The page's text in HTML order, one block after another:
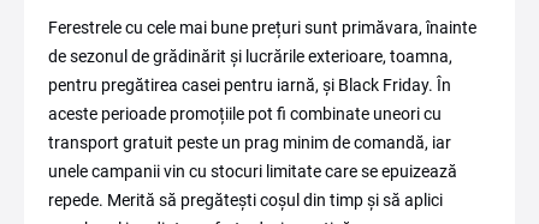
Ferestrele cu cele mai bune prețuri sunt primăvara, înainte
de sezonul de grădinărit și lucrările exterioare, toamna,
pentru pregătirea casei pentru iarnă, și Black Friday. În
aceste perioade promoțiile pot fi combinate uneori cu
transport gratuit peste un prag minim de comandă, iar
unele campanii vin cu stocuri limitate care se epuizează
repede. Merită să pregătești coșul din timp și să aplici